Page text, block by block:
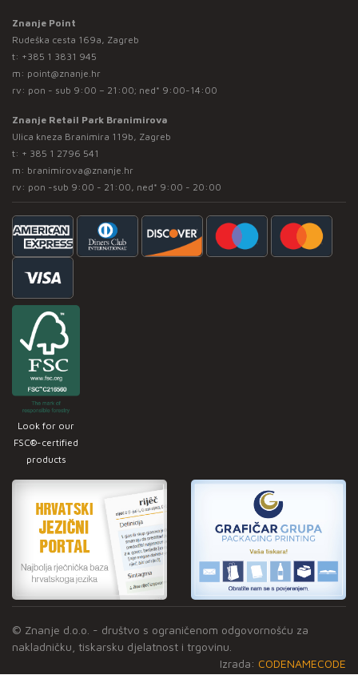
Znanje Point
Rudeška cesta 169a, Zagreb
t: +385 1 3831 945
m: point@znanje.hr
rv: pon - sub 9:00 – 21:00; ned* 9:00-14:00
Znanje Retail Park Branimirova
Ulica kneza Branimira 119b, Zagreb
t: + 385 1 2796 541
m: branimirova@znanje.hr
rv: pon -sub 9:00 - 21:00, ned* 9:00 - 20:00
Look for our
FSC®-certified
products
© Znanje d.o.o. - društvo s ograničenom odgovornošću za
nakladničku, tiskarsku djelatnost i trgovinu.
Izrada: CODENAMECODE